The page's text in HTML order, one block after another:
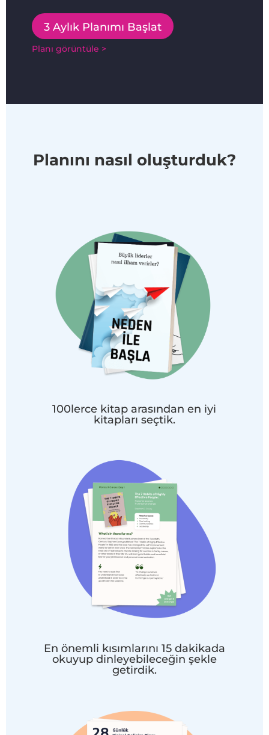
3 Aylık Planımı Başlat
Planı görüntüle >
Planını nasıl oluşturduk?
100lerce kitap arasından en iyi
kitapları seçtik.
En önemli kısımlarını 15 dakikada
okuyup dinleyebileceğin şekle
getirdik.